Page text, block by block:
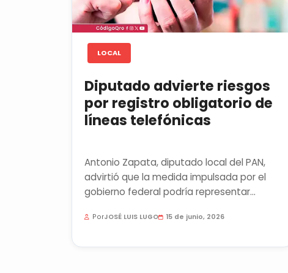
LOCAL
Diputado advierte riesgos
por registro obligatorio de
líneas telefónicas
Antonio Zapata, diputado local del PAN,
advirtió que la medida impulsada por el
gobierno federal podría representar
PorJOSÉ LUIS LUGO 15 de junio, 2026